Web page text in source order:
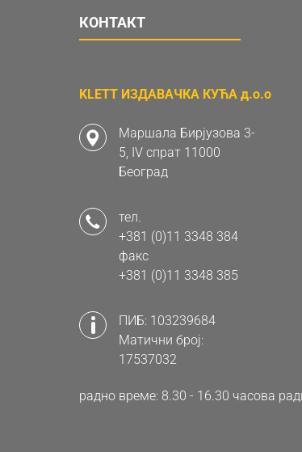
КОНТАКТ
KLETT ИЗДАВАЧКА КУЋА д.о.о
Маршала Бирјузова 3-
5, IV спрат 11000
Београд
тел.
+381 (0)11 3348 384
факс
+381 (0)11 3348 385
ПИБ: 103239684
Матични број:
17537032
радно време: 8.30 - 16.30 часова